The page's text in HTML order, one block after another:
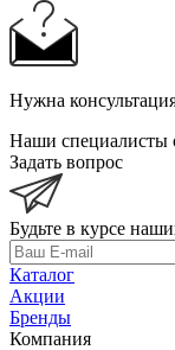
Нужна
Наши специалисты
Задать вопрос
Будьте в курсе
Каталог
Акции
Бренды
Компания